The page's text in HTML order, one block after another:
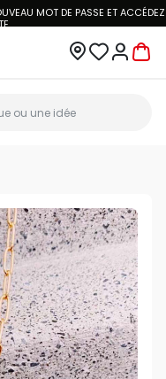
MOT DE PASSE ET ACCÉDEZ